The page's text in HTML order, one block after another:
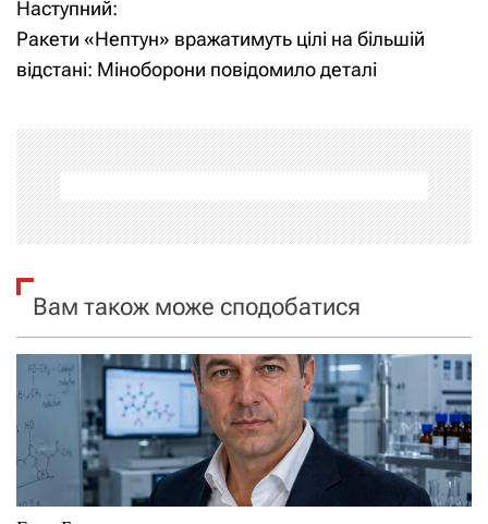
в
і
а
ц
і
я
з
а
п
и
Наступний:
Ракети «Нептун» вражатимуть цілі на більшій
відстані: Міноборони повідомило деталі
Вам також може сподобатися